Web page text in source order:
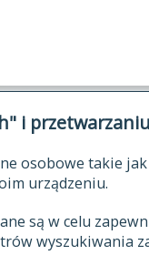
i
osobowe takie jak
urządzeniu.
są w celu
wyszukiwania